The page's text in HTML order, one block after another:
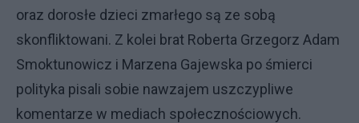
oraz dorosłe dzieci zmarłego są ze sobą
skonfliktowani. Z kolei brat Roberta Grzegorz Adam
Smoktunowicz i Marzena Gajewska po śmierci
polityka pisali sobie nawzajem uszczypliwe
komentarze w mediach społecznościowych.